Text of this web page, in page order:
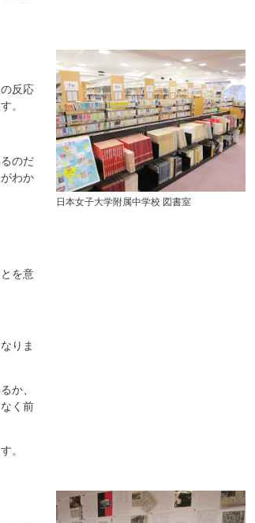
反応
。
のだ
わか
日本女子大学附属中学校 図書室
を意
りま
か、
く前
。